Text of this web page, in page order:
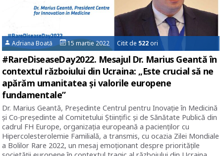
Adriana Boată 15 martie 2022 Citit de 522ori
#RareDiseaseDay2022. Mesajul Dr. Marius Geantă în
contextul războiului din Ucraina: „Este crucial să ne
apărăm umanitatea și valorile europene
fundamentale”
Dr. Marius Geantă, Președinte Centrul pentru Inovație în Medicină
și Co-președinte al Comitetului Științific și de Sănătate Publică din
cadrul FH Europe, organizația europeană a pacienților cu
Hipercolesterolemie Familială, a transmis, cu ocazia Zilei Mondiale
a Bolilor Rare 2022, un mesaj emoționant despre prioritățile